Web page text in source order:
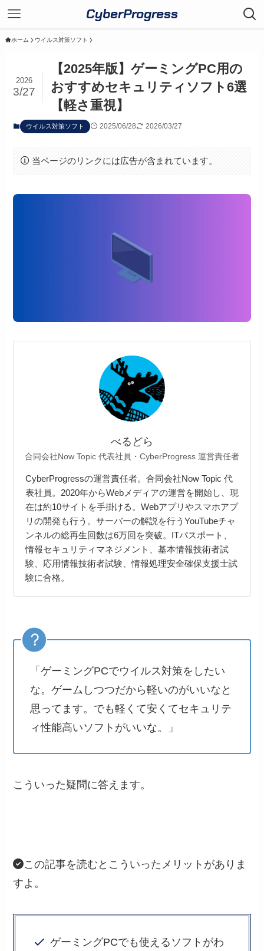
CyberProgress
ホーム ウイルス対策ソフト
【2025年版】ゲーミングPC用の
おすすめセキュリティソフト6選
【軽さ重視】
2026
3/27
ウイルス対策ソフト 2025/06/28 2026/03/27
当ページのリンクには広告が含まれています。
べるどら
合同会社Now Topic 代表社員・CyberProgress 運営責任者
CyberProgressの運営責任者。合同会社Now Topic 代
表社員。2020年からWebメディアの運営を開始し、現
在は約10サイトを手掛ける。Webアプリやスマホアプ
リの開発も行う。サーバーの解説を行うYouTubeチャ
ンネルの総再生回数は6万回を突破。ITパスポート、
情報セキュリティマネジメント、基本情報技術者試
験、応用情報技術者試験、情報処理安全確保支援士試
験に合格。
「ゲーミングPCでウイルス対策をしたい
な。ゲームしつつだから軽いのがいいなと
思ってます。でも軽くて安くてセキュリテ
ィ性能高いソフトがいいな。」
こういった疑問に答えます。
この記事を読むとこういったメリットがありま
すよ。
ゲーミングPCでも使えるソフトがわ